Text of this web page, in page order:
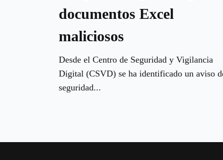
documentos Excel
maliciosos
Desde el Centro de Seguridad y Vigilancia
Digital (CSVD) se ha identificado un aviso
seguridad...